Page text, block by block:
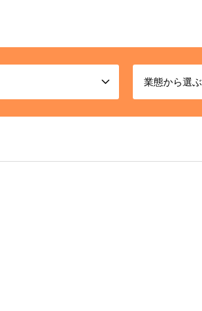
業態から選ぶ